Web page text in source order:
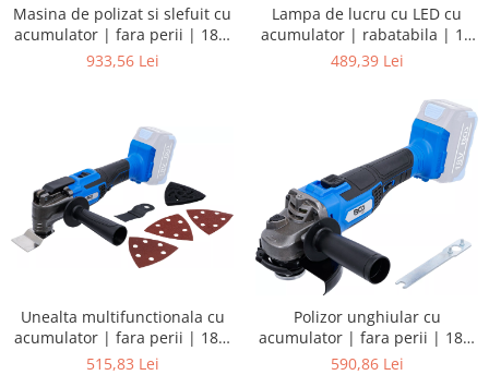
Masina de polizat si slefuit cu
acumulator | fara perii | 18 V
| fara acumulator
933,56 Lei
Lampa de lucru cu LED cu
acumulator | rabatabila | 18
V | fara acumulator
489,39 Lei
Unealta multifunctionala cu
acumulator | fara perii | 18 V
| fara acumulator
515,83 Lei
Polizor unghiular cu
acumulator | fara perii | 18 V
| fara acumulator
590,86 Lei